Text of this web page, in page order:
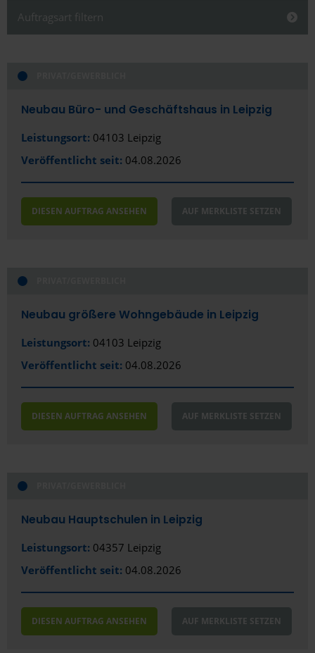
Alles anzeigen
Stadt
Aue
Bautzen
Sachsen
Region
Erzgebirge
Auftragsart filtern
Öffentlich
Privat/Gewerblich
Neubau Büro- und Geschäftshaus in Leipzig
Leistungsort: 04103 Leipzig
Veröffentlicht seit: 04.08.2026
DIESEN AUFTRAG ANSEHEN AUF MERKLISTE SETZEN
Neubau größere Wohngebäude in Leipzig
Leistungsort: 04103 Leipzig
Veröffentlicht seit: 04.08.2026
DIESEN AUFTRAG ANSEHEN AUF MERKLISTE SETZEN
Neubau Hauptschulen in Leipzig
Leistungsort: 04357 Leipzig
Veröffentlicht seit: 04.08.2026
DIESEN AUFTRAG ANSEHEN AUF MERKLISTE SETZEN